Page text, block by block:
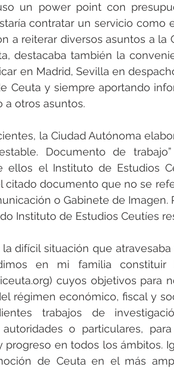
un power point con
contratar un servicio como
a reiterar diversos asuntos a
destacaba también la
en Madrid, Sevilla en
Ceuta y siempre aportando
a otros asuntos.
la Ciudad Autónoma
Documento de
ellos el Instituto de Estudios
citado documento que no se
o Gabinete de Imagen.
Instituto de Estudios Ceutíes
difícil situación que
en mi familia constituir
cuyos objetivos para
régimen económico, fiscal y
trabajos de
o particulares,
progreso en todos los ámbitos.
de Ceuta en el más